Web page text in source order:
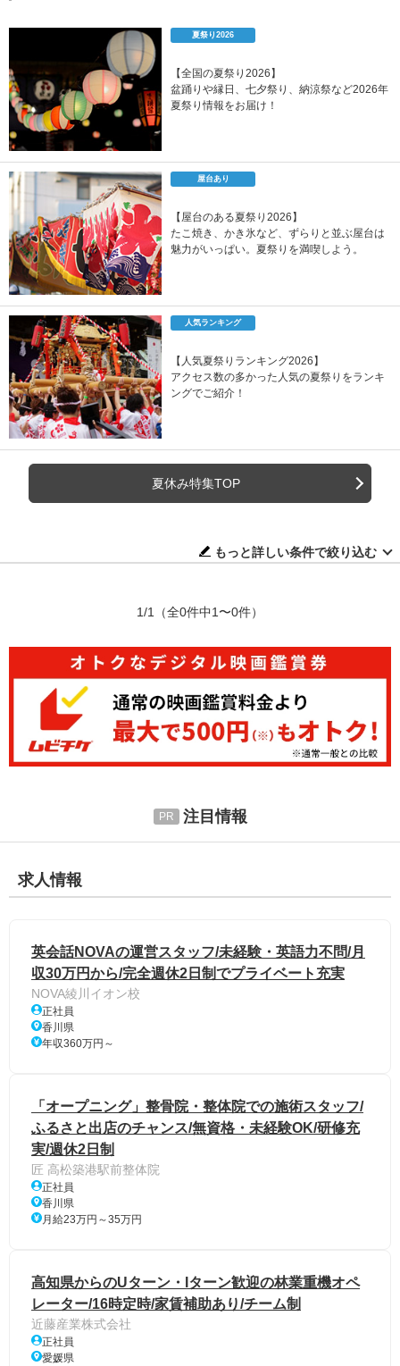
夏祭り2026
【全国の夏祭り2026】
盆踊りや縁日、七夕祭り、納涼祭など2026年
夏祭り情報をお届け！
屋台あり
【屋台のある夏祭り2026】
たこ焼き、かき氷など、ずらりと並ぶ屋台は
魅力がいっぱい。夏祭りを満喫しよう。
人気ランキング
【人気夏祭りランキング2026】
アクセス数の多かった人気の夏祭りをランキ
ングでご紹介！
夏休み特集TOP
もっと詳しい条件で絞り込む
1/1 （全0件中1〜0件）
注目情報
求人情報
英会話NOVAの運営スタッフ/未経験・英語力不問/月
収30万円から/完全週休2日制でプライベート充実
NOVA綾川イオン校
正社員
香川県
年収360万円～
「オープニング」整骨院・整体院での施術スタッフ/
ふるさと出店のチャンス/無資格・未経験OK/研修充
実/週休2日制
匠 高松築港駅前整体院
正社員
香川県
月給23万円～35万円
高知県からのUターン・Iターン歓迎の林業重機オペ
レーター/16時定時/家賃補助あり/チーム制
近藤産業株式会社
正社員
愛媛県